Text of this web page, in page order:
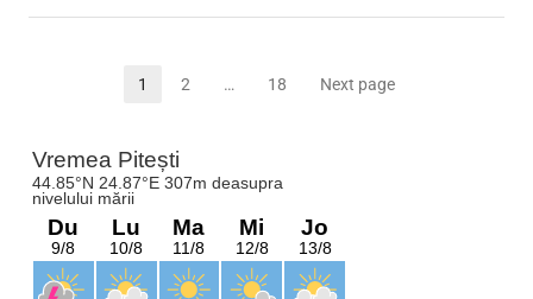
Paginație
Page
1 Page
2 … Page
18 Next page